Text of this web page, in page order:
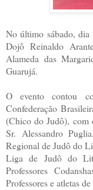
No último sábado,
Dojô Reinaldo
Alameda das
Guarujá.
O evento contou
Confederação
(Chico do Judô), com
Sr. Alessandro
Regional de Judô do
Liga de Judô do
Professores
Professores e atletas